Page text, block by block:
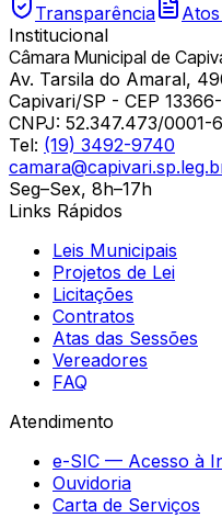
Transparência
Institucional
Câmara Municipal de
Av. Tarsila do Amaral,
Capivari/SP - CEP
CNPJ: 52.347.473/0001-
Tel: (19) 3492-9740
Seg–Sex, 8h–17h
Links Rápidos
Leis Municipais
Projetos de Lei
Licitações
Contratos
Atas das Sessões
Vereadores
FAQ
Atendimento
e-SIC — Acesso à
Ouvidoria
Carta de Serviços